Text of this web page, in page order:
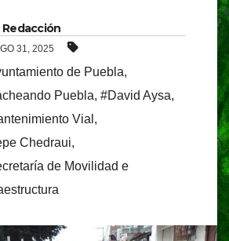
Redacción
31, 2025
de Puebla,
Puebla, #David Aysa,
Vial ,
Chedraui,
de Movilidad e